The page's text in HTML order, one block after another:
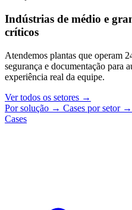
Indústrias de médio e
críticos
Atendemos plantas que operam
segurança e documentação para
experiência real da equipe.
Ver todos os setores →
Por solução → Cases por setor →
Cases